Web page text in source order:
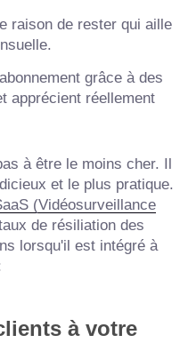
raison de rester qui aille
grâce à des
apprécient réellement
à être le moins cher. Il
et le plus pratique.
(Vidéosurveillance
de résiliation des
lorsqu'il est intégré à
à votre